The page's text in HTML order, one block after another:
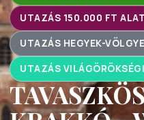
UTAZÁS 150.000 FT
UTAZÁS HEGYEK-
UTAZÁS